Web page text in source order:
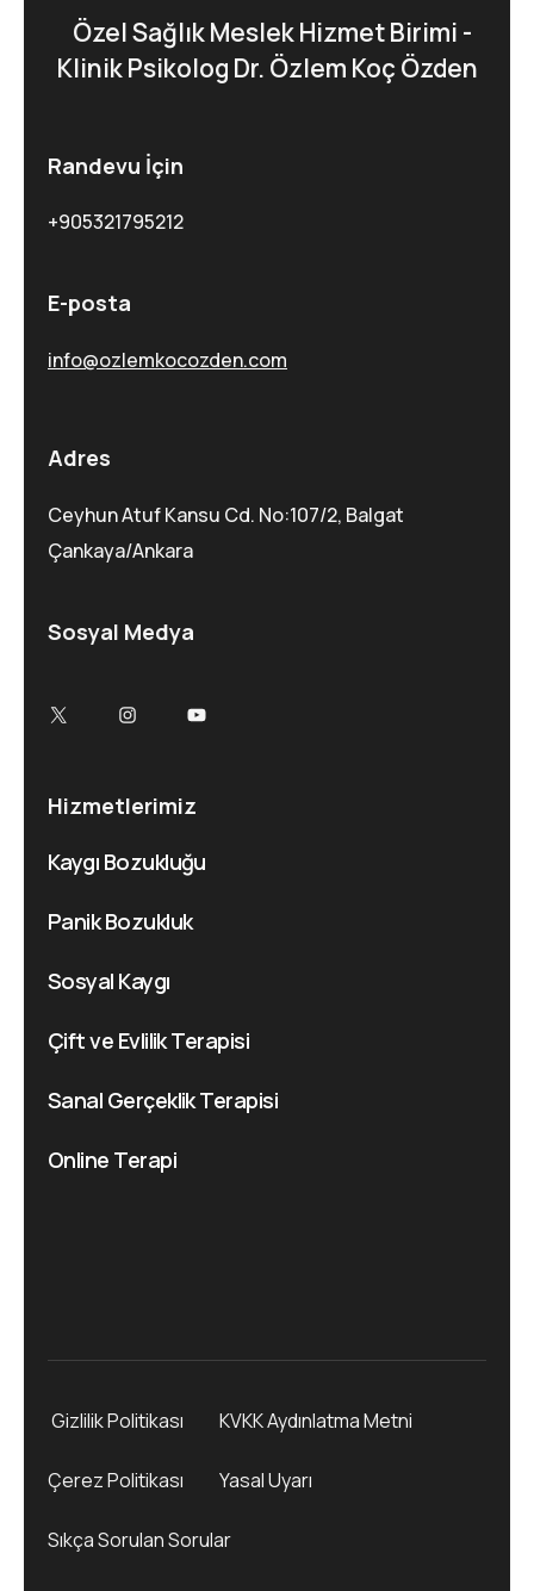
Özel Sağlık Meslek Hizmet Birimi -
Klinik Psikolog Dr. Özlem Koç Özden
Randevu İçin
+905321795212
E-posta
info@ozlemkocozden.com
Adres
Ceyhun Atuf Kansu Cd. No:107/2, Balgat
Çankaya/Ankara
Sosyal Medya
Hizmetlerimiz
Kaygı Bozukluğu
Panik Bozukluk
Sosyal Kaygı
Çift ve Evlilik Terapisi
Sanal Gerçeklik Terapisi
Online Terapi
Gizlilik Politikası KVKK Aydınlatma Metni
Çerez Politikası Yasal Uyarı
Sıkça Sorulan Sorular